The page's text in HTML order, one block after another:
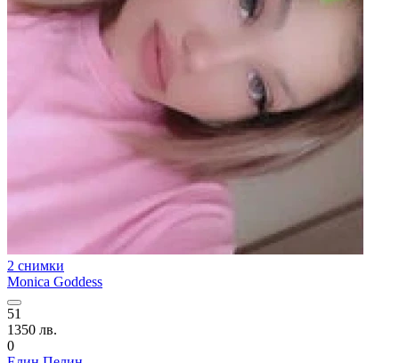
2 снимки
Monica Goddess
51
1350 лв.
0